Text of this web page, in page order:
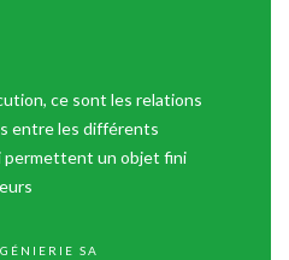
ce sont les relations
entre les différents
permettent un objet fini
SA